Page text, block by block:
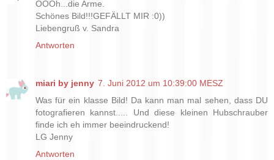
OOOh...die Arme.
Schönes Bild!!!GEFÄLLT MIR :0))
Liebengruß v. Sandra
Antworten
miari by jenny 7. Juni 2012 um 10:39:00 MESZ
Was für ein klasse Bild! Da kann man mal sehen, dass DU
fotografieren kannst..... Und diese kleinen Hubschrauber
finde ich eh immer beeindruckend!
LG Jenny
Antworten